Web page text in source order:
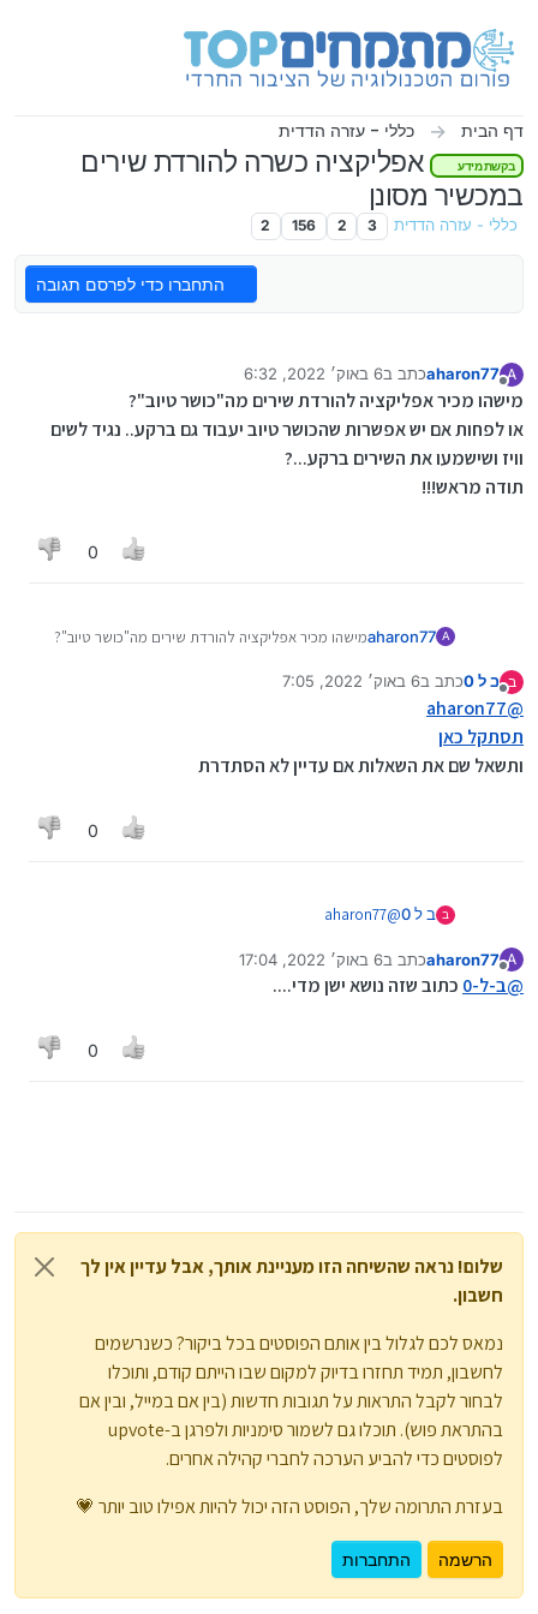
דף הבית כללי - עזרה הדדית
בקשת מידע
אפליקציה כשרה להורדת שירים
במכשיר מסונן
כללי - עזרה הדדית 3
2
156
2
התחברו כדי לפרסם תגובה
A
aharon77כתב ב6 באוק׳ 2022, 6:32
נערך לאחרונה על ידי
מישהו מכיר אפליקציה להורדת שירים מה"כושר טיוב"?
או לפחות אם יש אפשרות שהכושר טיוב יעבוד גם ברקע.. נגיד לשים
וויז ושישמעו את השירים ברקע...?
תודה מראש!!!
0
A
aharon77מישהו מכיר אפליקציה להורדת שירים מה"כושר טיוב"?
נגיד לשים וויז ושישמעו את השירים ברקע...?
ב
מנותק
ב ל 0 כתב ב6 באוק׳ 2022, 7:05
נערך לאחרונה על ידי ב ל 0
@
aharon77
תסתקל כאן
ותשאל שם את השאלות אם עדיין לא הסתדרת
0
ב ב ל 0 @
aharon77
ותשאל שם את השאלות אם עדיין לא הסתדרת
A
מנותק
aharon77כתב ב6 באוק׳ 2022, 17:04
נערך לאחרונה על ידי
@ב-ל-0 כתוב שזה נושא ישן מדי....
0
שלום! נראה שהשיחה הזו מעניינת אותך, אבל עדיין אין לך
חשבון.
נמאס לכם לגלול בין אותם הפוסטים בכל ביקור? כשנרשמים
לחשבון, תמיד תחזרו בדיוק למקום שבו הייתם קודם, ותוכלו
לבחור לקבל התראות על תגובות חדשות (בין אם במייל, ובין אם
בהתראת פוש). תוכלו גם לשמור סימניות ולפרגן ב-upvote
לפוסטים כדי להביע הערכה לחברי קהילה אחרים.
בעזרת התרומה שלך, הפוסט הזה יכול להיות אפילו טוב יותר 💗
הרשמה התחברות